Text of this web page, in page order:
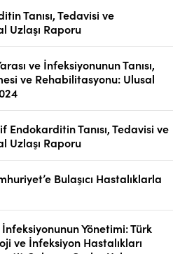
Tanısı, Tedavisi ve
Uzlaşı Raporu
ve İnfeksiyonunun Tanısı,
ve Rehabilitasyonu: Ulusal
Endokarditin Tanısı, Tedavisi ve
Uzlaşı Raporu
Bulaşıcı Hastalıklarla
Yönetimi: Türk
ve İnfeksiyon Hastalıkları